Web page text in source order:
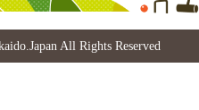
All Rights Reserved